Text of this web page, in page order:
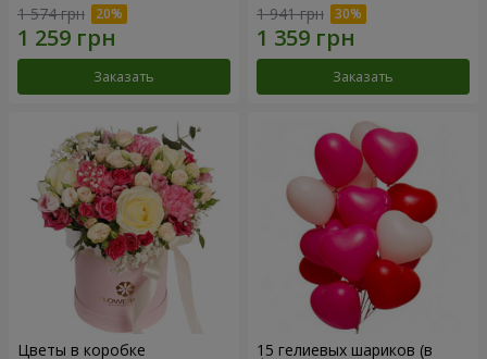
1 574 грн
Заказать
1 941 грн
Заказать
Цветы в коробке 15 гелиевых шариков (в